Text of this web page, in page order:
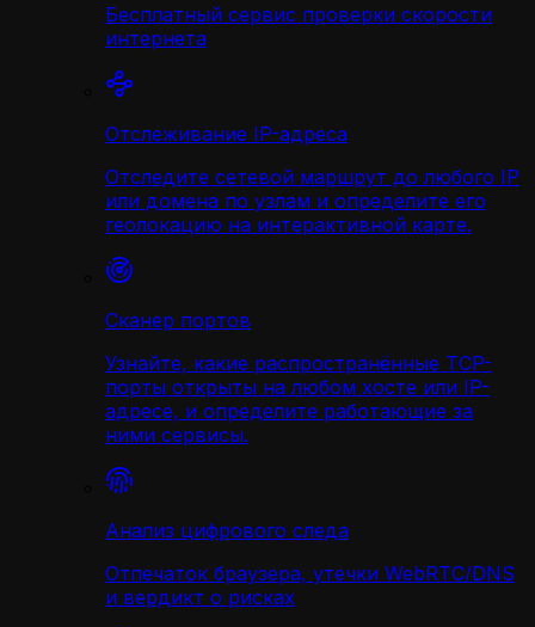
Бесплатный сервис проверки скорости
интернета
Отслеживание IP-адреса
Отследите сетевой маршрут до любого IP
или домена по узлам и определите его
геолокацию на интерактивной карте.
Сканер портов
Узнайте, какие распространённые TCP-
порты открыты на любом хосте или IP-
адресе, и определите работающие за
ними сервисы.
Анализ цифрового следа
Отпечаток браузера, утечки WebRTC/DNS
и вердикт о рисках